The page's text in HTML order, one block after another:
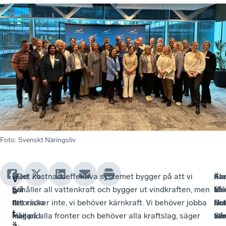
Foto: Svenskt Näringsliv
-
För
att
Halland
V
a
r
t
Med
två
retoriska
frågor
- Det kostnadseffektiva systemet bygger på att vi
behåller all vattenkraft och bygger ut vindkraften, men
det räcker inte, vi behöver kärnkraft. Vi behöver jobba
mer på alla fronter och behöver alla kraftslag, säger
så
-
Vi
ska